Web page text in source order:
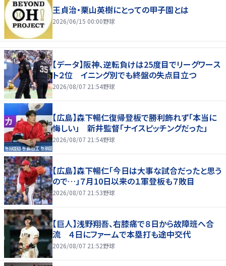
王貞治・栗山英樹にとっての甲子園とは
2026/06/15 00:00野球
【データ】阪神、逆転負けは25度目でリーグワース
ト２位 イニング別でも終盤の失点目立つ
2026/08/07 21:54野球
【広島】森下暢仁復帰登板で勝利飾れず「本当に
悔しい」 新井監督「ナイスピッチングだった」
2026/08/07 21:54野球
【広島】森下暢仁「今日は大事な試合だったと思う
ので…」７月10日以来の１軍登板も７敗目
2026/08/07 21:53野球
【巨人】浅野翔吾、右膝痛で８日から故障班へ合
流 ４日にファームで本塁打も途中交代
2026/08/07 21:52野球